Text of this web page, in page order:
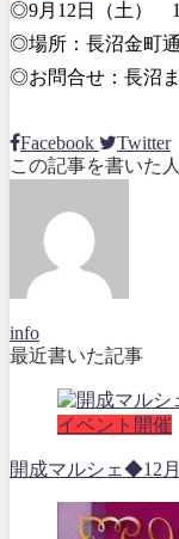
◎9月12日（土）
◎場所：長沼金町
◎お問合せ：長沼ま
Facebook
Twitter
この記事を書いた人
info
最近書いた記事
イベント開催
開成マルシェ◆12